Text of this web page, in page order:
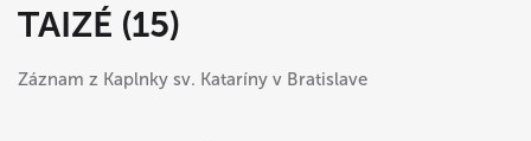
TAIZÉ (15)
Záznam z Kaplnky sv. Kataríny v Bratislave